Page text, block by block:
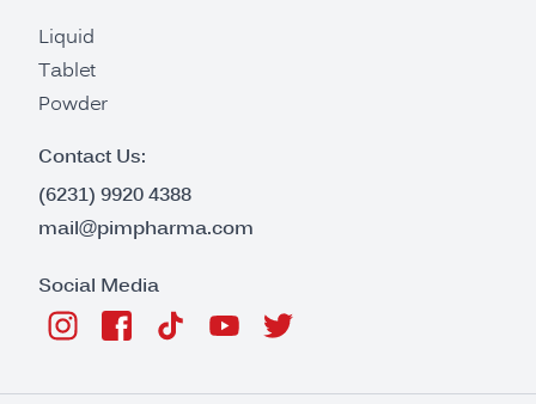
Liquid
Tablet
Powder
Contact Us:
(6231) 9920 4388
mail@pimpharma.com
Social Media